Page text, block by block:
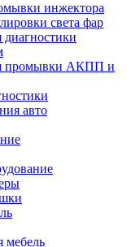
инжектора
света фар
промывки АКПП и
авто
мебель